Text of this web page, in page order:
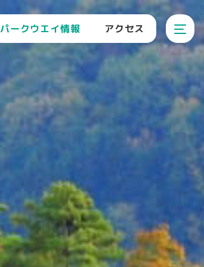
パークウエイ情報 アクセス